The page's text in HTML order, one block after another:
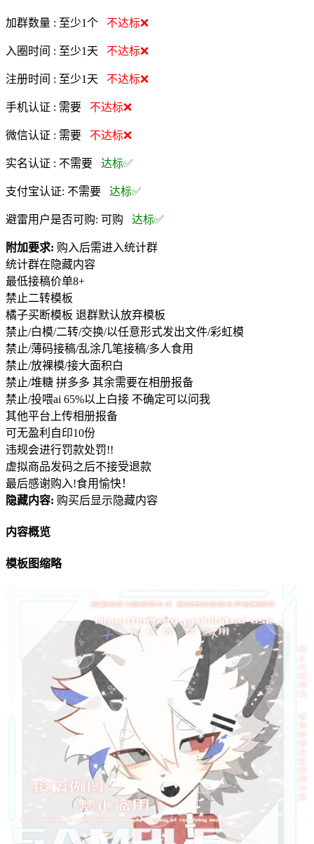
加群数量 : 至少1个 不达标❌
入圈时间 : 至少1天 不达标❌
注册时间 : 至少1天 不达标❌
手机认证 : 需要 不达标❌
微信认证 : 需要 不达标❌
实名认证 : 不需要 达标✅
支付宝认证: 不需要 达标✅
避雷用户是否可购: 可购 达标✅
附加要求: 购入后需进入统计群
统计群在隐藏内容
最低接稿价单8+
禁止二转模板
橘子买断模板 退群默认放弃模板
禁止/白模/二转/交换/以任意形式发出文件/彩虹模
禁止/薄码接稿/乱涂几笔接稿/多人食用
禁止/放裸模/接大面积白
禁止/堆糖 拼多多 其余需要在相册报备
禁止/投喂ai 65%以上白接 不确定可以问我
其他平台上传相册报备
可无盈利自印10份
违规会进行罚款处罚!!
虚拟商品发码之后不接受退款
最后感谢购入!食用愉快！
隐藏内容: 购买后显示隐藏内容
内容概览
模板图缩略